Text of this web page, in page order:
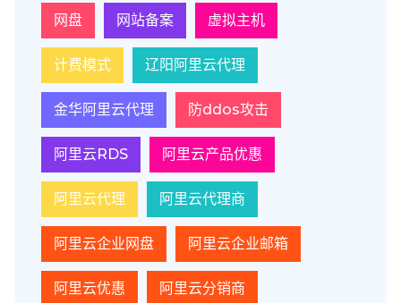
网盘 网站备案 虚拟主机
计费模式 辽阳阿里云代理
金华阿里云代理 防ddos攻击
阿里云RDS 阿里云产品优惠
阿里云代理 阿里云代理商
阿里云企业网盘 阿里云企业邮箱
阿里云优惠 阿里云分销商